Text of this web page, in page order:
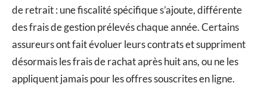
de retrait : une fiscalité spécifique s’ajoute, différente
des frais de gestion prélevés chaque année. Certains
assureurs ont fait évoluer leurs contrats et suppriment
désormais les frais de rachat après huit ans, ou ne les
appliquent jamais pour les offres souscrites en ligne.